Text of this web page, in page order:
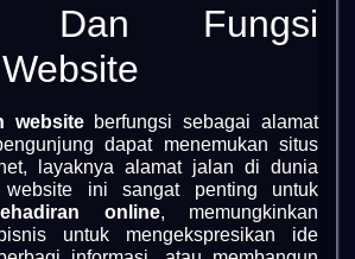
Dan Fungsi
websiteberfungsi sebagai alamat
dapat menemukan situs
layaknya alamat jalan di dunia
website ini sangat penting untuk
online, memungkinkan
untuk mengekspresikan ide